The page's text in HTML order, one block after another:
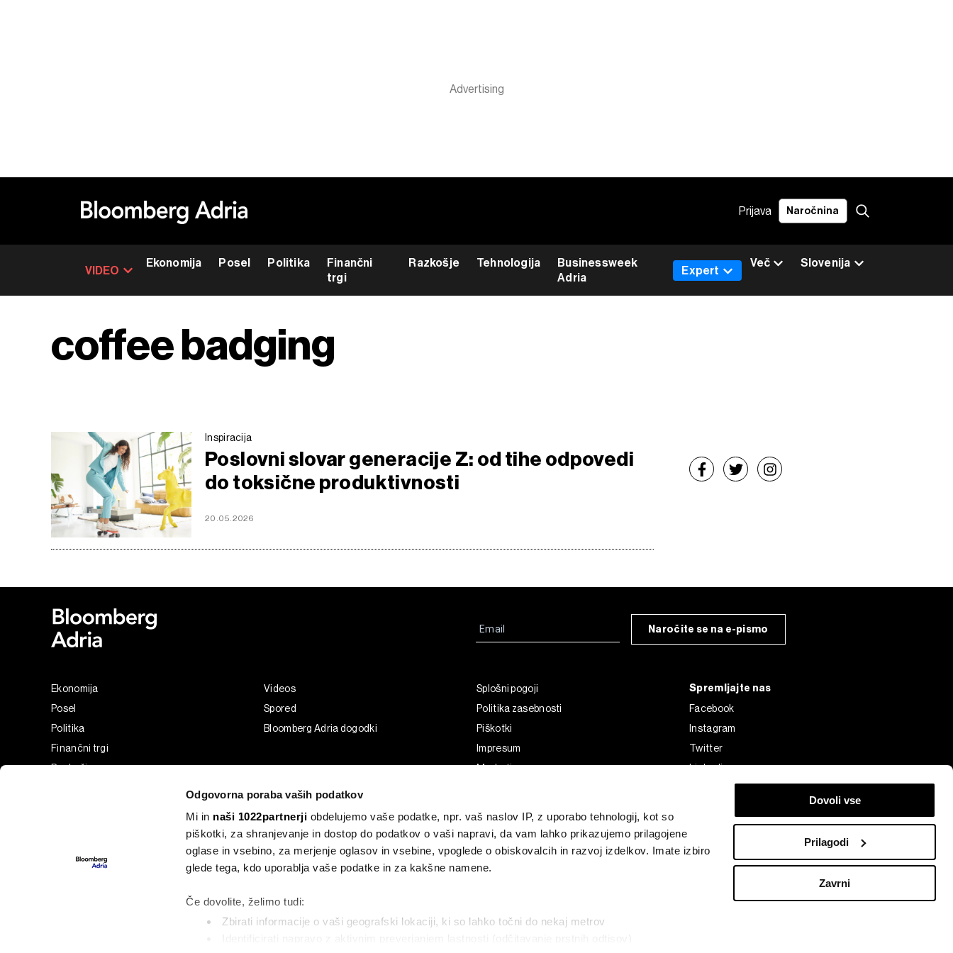
Odgovorna poraba vaših podatkov
Mi in naši 1022partnerji obdelujemo vaše podatke, npr. vaš naslov IP, z uporabo tehnologij, kot so
piškotki, za shranjevanje in dostop do podatkov o vaši napravi, da vam lahko prikazujemo prilagojene
oglase in vsebino, za merjenje oglasov in vsebine, vpoglede o obiskovalcih in razvoj izdelkov. Imate izbiro
glede tega, kdo uporablja vaše podatke in za kakšne namene.
Če dovolite, želimo tudi:
Zbirati informacije o vaši geografski lokaciji, ki so lahko točni do nekaj metrov
Dovoli vse
Prilagodi
Zavrni
Prijava Naročnina
VIDEO
Ekonomija Posel Politika
Finančni
trgi
Razkošje Tehnologija
Businessweek
Adria
Slovenija
Expert
Več
coffee badging
Inspiracija
Poslovni slovar generacije Z: od tihe odpovedi
do toksične produktivnosti
20.05.2026
Naročite se na e-pismo
Ekonomija
Posel
Politika
Finančni trgi
Razkošje
Adria Insight
Videos
Spored
Bloomberg Adria dogodki
Splošni pogoji
Politika zasebnosti
Piškotki
Impresum
Marketing
Spremljajte nas
Facebook
Instagram
Twitter
Linkedin